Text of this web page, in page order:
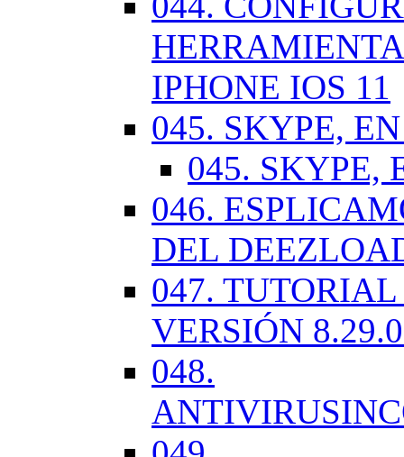
IPHONE IOS 11
045. SKYPE,
045. SKYPE,
046.
DEL
047.
VERSIÓN
048.